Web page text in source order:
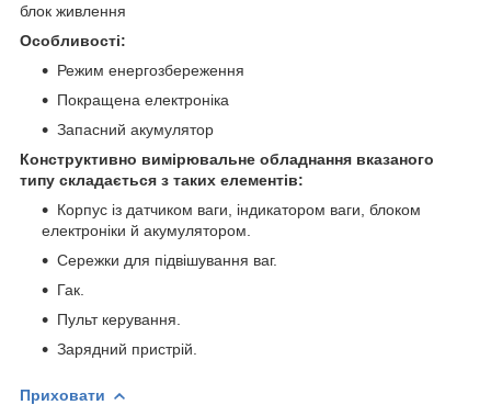
блок живлення
Особливості:
Режим енергозбереження
Покращена електроніка
Запасний акумулятор
Конструктивно вимірювальне обладнання вказаного
типу складається з таких елементів:
Корпус із датчиком ваги, індикатором ваги, блоком
електроніки й акумулятором.
Сережки для підвішування ваг.
Гак.
Пульт керування.
Зарядний пристрій.
Приховати